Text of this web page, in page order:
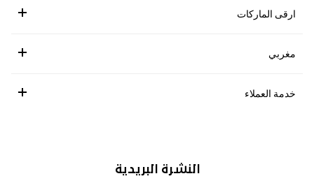
ارقى الماركات
مغربي
خدمة العملاء
النشرة البريدية